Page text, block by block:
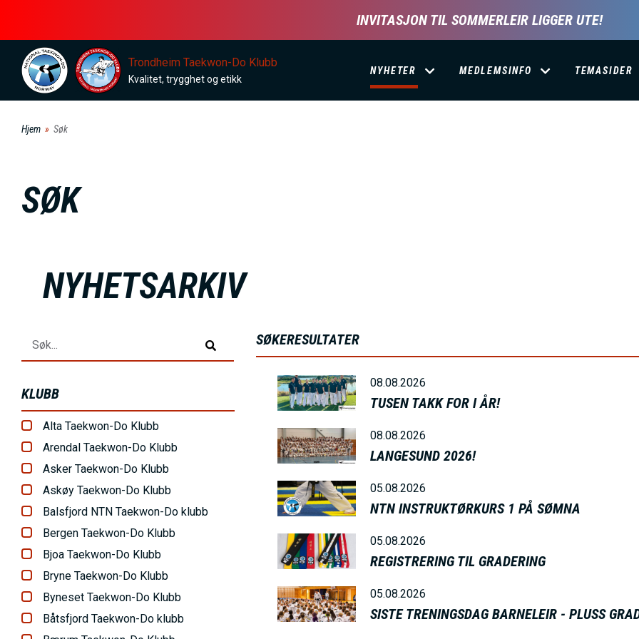
t
INVITASJON TIL SOMMERLEIR LIGGER UTE!
Trondheim Taekwon-Do Klubb
Kvalitet, trygghet og etikk
D
M
E
N
U
S
A
C
T
NYHETER MEDLEMSINFO TEMASIDER
Hjem Søk
SØK
NYHETSARKIV
KLUBB
Alta Taekwon-Do Klubb
Arendal Taekwon-Do Klubb
Asker Taekwon-Do Klubb
Askøy Taekwon-Do Klubb
Balsfjord NTN Taekwon-Do klubb
Bergen Taekwon-Do Klubb
Bjoa Taekwon-Do Klubb
Bryne Taekwon-Do Klubb
Byneset Taekwon-Do Klubb
Båtsfjord Taekwon-Do klubb
SØKERESULTATER
B
i
l
d
08.08.2026
TUSEN TAKK FOR I ÅR!
B
i
l
d
08.08.2026
LANGESUND 2026!
B
i
l
d
05.08.2026
NTN INSTRUKTØRKURS 1 PÅ SØMNA
i
l
d
05.08.2026
REGISTRERING TIL GRADERING
B
i
05.08.2026
SISTE TRENINGSDAG BARNELEIR - PLUSS